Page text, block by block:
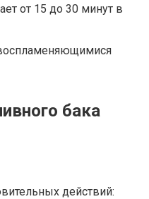
от 15 до 30 минут в
бака
действий: